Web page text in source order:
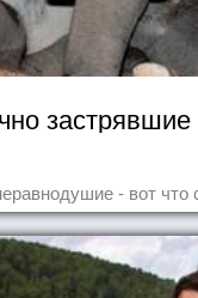
- вот что